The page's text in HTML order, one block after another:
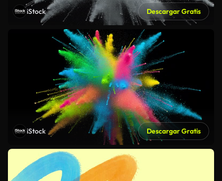
iStock Descargar Gratis
iStock Descargar Gratis